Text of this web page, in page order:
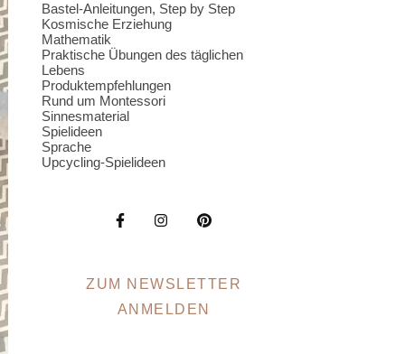
Bastel-Anleitungen, Step by Step
Kosmische Erziehung
Mathematik
Praktische Übungen des täglichen
Lebens
Produktempfehlungen
Rund um Montessori
Sinnesmaterial
Spielideen
Sprache
Upcycling-Spielideen
ZUM NEWSLETTER
ANMELDEN